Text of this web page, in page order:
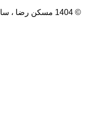
© 1404 مسکن رضا ، ساخته شده با عشق.